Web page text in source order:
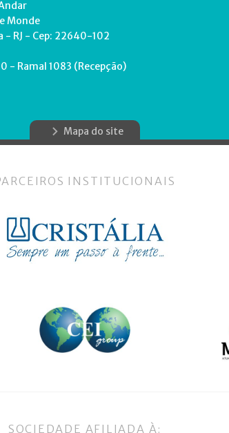
Monde
- RJ - Cep: 22640-102
- Ramal 1083 (Recepção)
Mapa do site
INSTITUCIONAIS
SOCIEDADE AFILIADA À: